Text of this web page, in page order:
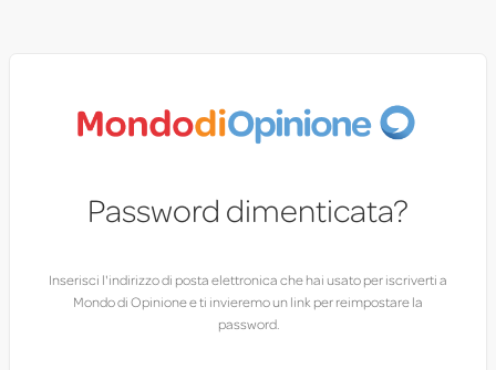
Password dimenticata?
Inserisci l'indirizzo di posta elettronica che hai usato per iscriverti a
Mondo di Opinione e ti invieremo un link per reimpostare la
password.